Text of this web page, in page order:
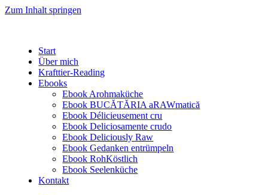
Zum Inhalt springen
Start
Über mich
Krafttier-Reading
Ebooks
Ebook Arohmaküche
Ebook BUCĂTĂRIA aRAWmatică
Ebook Délicieusement cru
Ebook Deliciosamente crudo
Ebook Deliciously Raw
Ebook Gedanken entrümpeln
Ebook RohKöstlich
Ebook Seelenküche
Kontakt